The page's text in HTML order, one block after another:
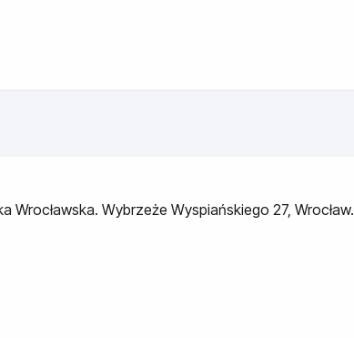
Wrocławska. Wybrzeże Wyspiańskiego 27, Wrocław.